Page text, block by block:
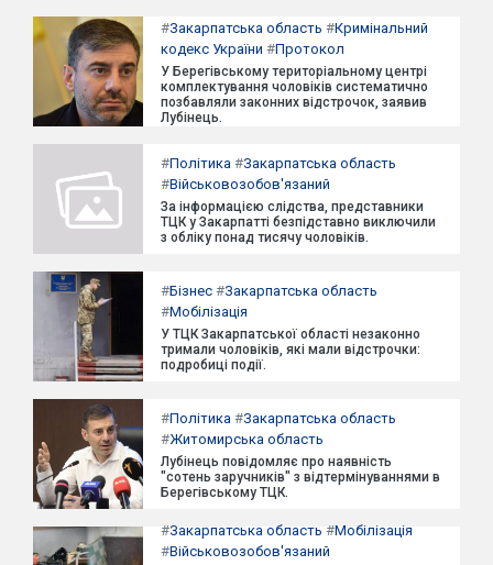
#Закарпатська область #Кримінальний
кодекс України #Протокол
У Берегівському територіальному центрі
комплектування чоловіків систематично
позбавляли законних відстрочок, заявив
Лубінець.
#Політика #Закарпатська область
#Військовозобов'язаний
За інформацією слідства, представники
ТЦК у Закарпатті безпідставно виключили
з обліку понад тисячу чоловіків.
#Бізнес #Закарпатська область
#Мобілізація
У ТЦК Закарпатської області незаконно
тримали чоловіків, які мали відстрочки:
подробиці події.
#Політика #Закарпатська область
#Житомирська область
Лубінець повідомляє про наявність
"сотень заручників" з відтермінуваннями в
Берегівському ТЦК.
#Закарпатська область #Мобілізація
#Військовозобов'язаний